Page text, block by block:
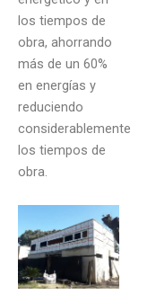
los tiempos de
obra, ahorrando
más de un 60%
en energías y
reduciendo
considerablemente
los tiempos de
obra.